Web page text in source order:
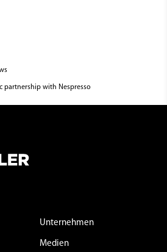
partnership with Nespresso
Unternehmen
Medien